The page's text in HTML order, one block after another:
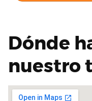
Dónde
nuestro